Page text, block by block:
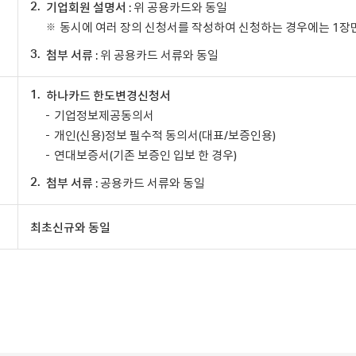
2. 기업회원 설명서 : 위 공용카드와 동일
동시에 여러 장의 신청서를 작성하여 신청하는 경우에는 1장
3. 첨부 서류 : 위 공용카드 서류와 동일
1. 하나카드 한도변경신청서
기업정보제공동의서
개인(신용)정보 필수적 동의서(대표/보증인용)
연대보증서(기존 보증인 입보 한 경우)
2. 첨부 서류 : 공용카드 서류와 동일
최초신규와 동일